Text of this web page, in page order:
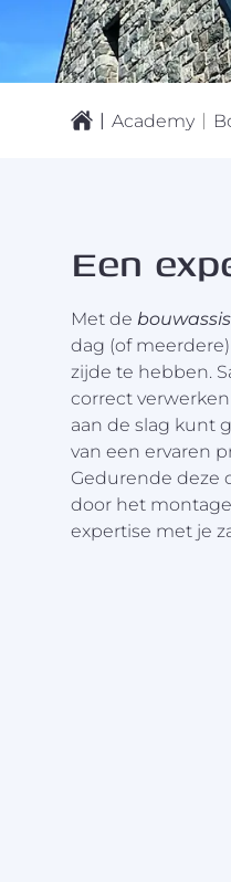
| Academy |
Een
Met de
dag (of
zijde te hebben.
correct
aan de slag kunt
van een ervaren
Gedurende deze
door het
expertise met je